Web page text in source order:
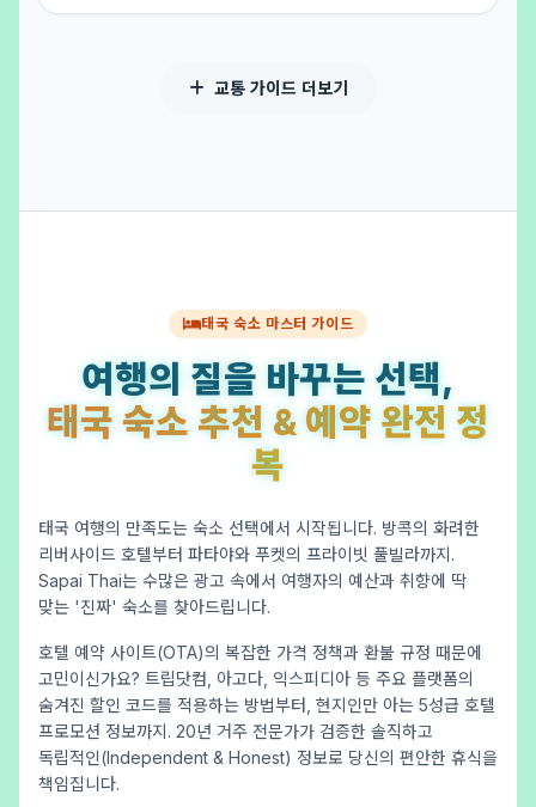
교통 가이드 더보기
태국 숙소 마스터 가이드
여행의 질을 바꾸는 선택,
태국 숙소 추천 & 예약 완전 정
복
태국 여행의 만족도는 숙소 선택에서 시작됩니다. 방콕의 화려한
리버사이드 호텔부터 파타야와 푸켓의 프라이빗 풀빌라까지.
Sapai Thai는 수많은 광고 속에서 여행자의 예산과 취향에 딱
맞는 '진짜' 숙소를 찾아드립니다.
호텔 예약 사이트(OTA)의 복잡한 가격 정책과 환불 규정 때문에
고민이신가요? 트립닷컴, 아고다, 익스피디아 등 주요 플랫폼의
숨겨진 할인 코드를 적용하는 방법부터, 현지인만 아는 5성급 호텔
프로모션 정보까지. 20년 거주 전문가가 검증한 솔직하고
독립적인(Independent & Honest) 정보로 당신의 편안한 휴식을
책임집니다.